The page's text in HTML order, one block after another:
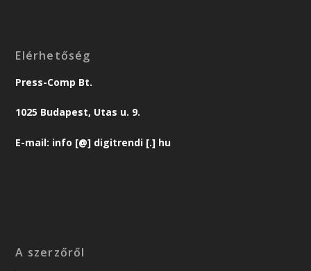
Elérhetőség
Press-Comp Bt.
1025 Budapest, Utas u. 9.
E-mail: info [@] digitrendi [.] hu
A szerzőről